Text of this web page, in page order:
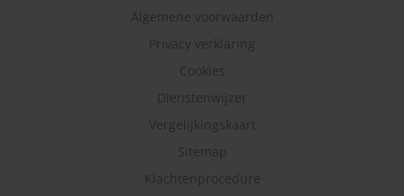
Algemene voorwaarden
Privacy verklaring
Cookies
Dienstenwijzer
Vergelijkingskaart
Sitemap
Klachtenprocedure